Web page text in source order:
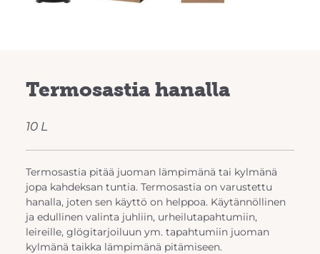
Termosastia hanalla
10 L
Termosastia pitää juoman lämpimänä tai kylmänä
jopa kahdeksan tuntia. Termosastia on varustettu
hanalla, joten sen käyttö on helppoa. Käytännöllinen
ja edullinen valinta juhliin, urheilutapahtumiin,
leireille, glögitarjoiluun ym. tapahtumiin juoman
kylmänä taikka lämpimänä pitämiseen.